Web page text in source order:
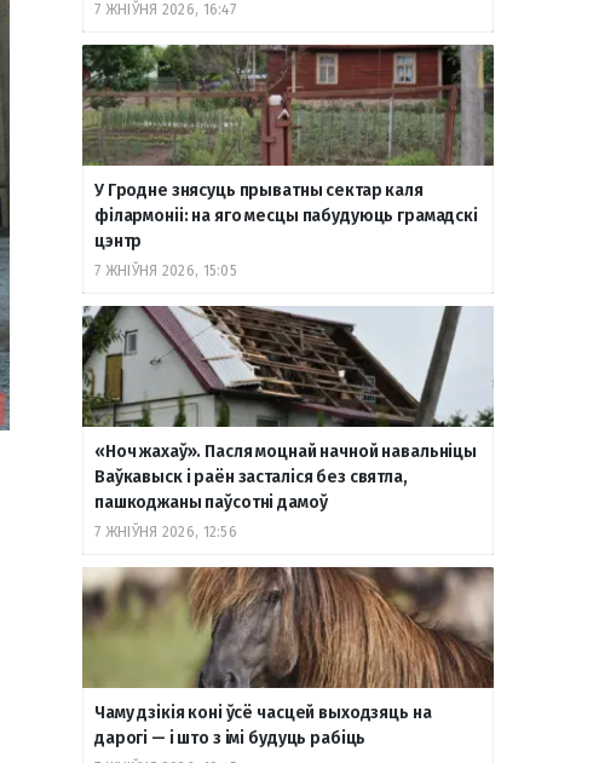
o g
m
r
a
b а
к
е
7 ЖНІЎНЯ 2026, 16:47
У Гродне знясуць прыватны сектар каля
філармоніі: на яго месцы пабудуюць грамадскі
цэнтр
7 ЖНІЎНЯ 2026, 15:05
«Ноч жахаў». Пасля моцнай начной навальніцы
Ваўкавыск і раён засталіся без святла,
пашкоджаны паўсотні дамоў
7 ЖНІЎНЯ 2026, 12:56
Чаму дзікія коні ўсё часцей выходзяць на
дарогі — і што з імі будуць рабіць